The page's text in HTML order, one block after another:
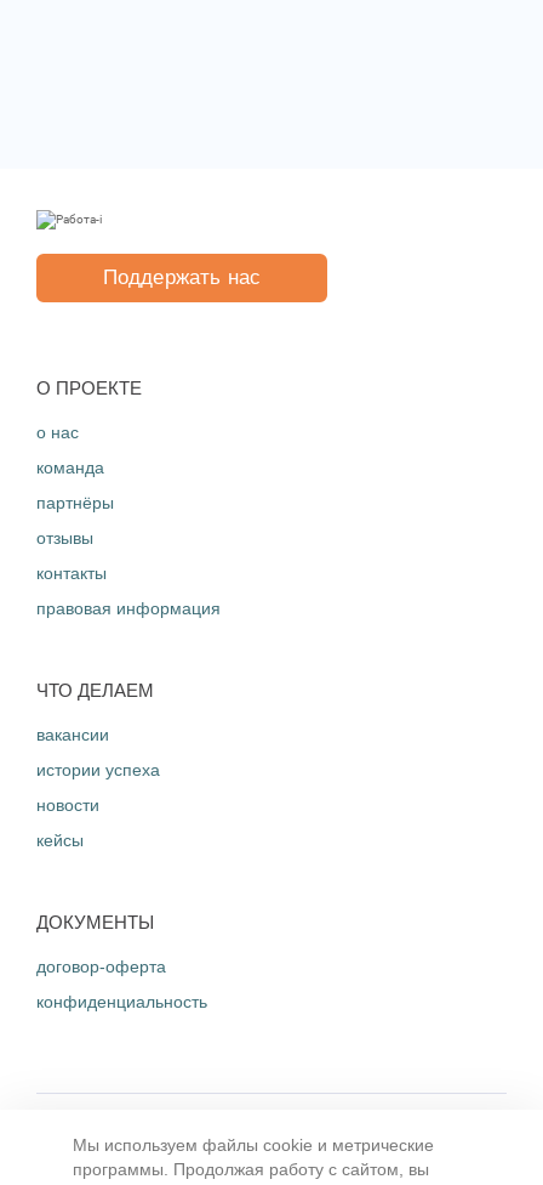
Поддержать нас
O ПРОЕКТЕ
о нас
команда
партнёры
отзывы
контакты
правовая информация
ЧТО ДЕЛАЕМ
вакансии
истории успеха
новости
кейсы
ДОКУМЕНТЫ
договор-оферта
конфиденциальность
Хочу работать
Мы используем файлы cookie и метрические
программы. Продолжая работу с сайтом, вы